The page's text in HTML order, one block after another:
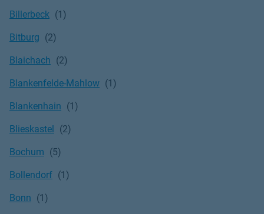
Billerbeck
Bitburg
Blaichach
Blankenfelde-Mahlow
Blankenhain
Blieskastel
Bochum
Bollendorf
Bonn